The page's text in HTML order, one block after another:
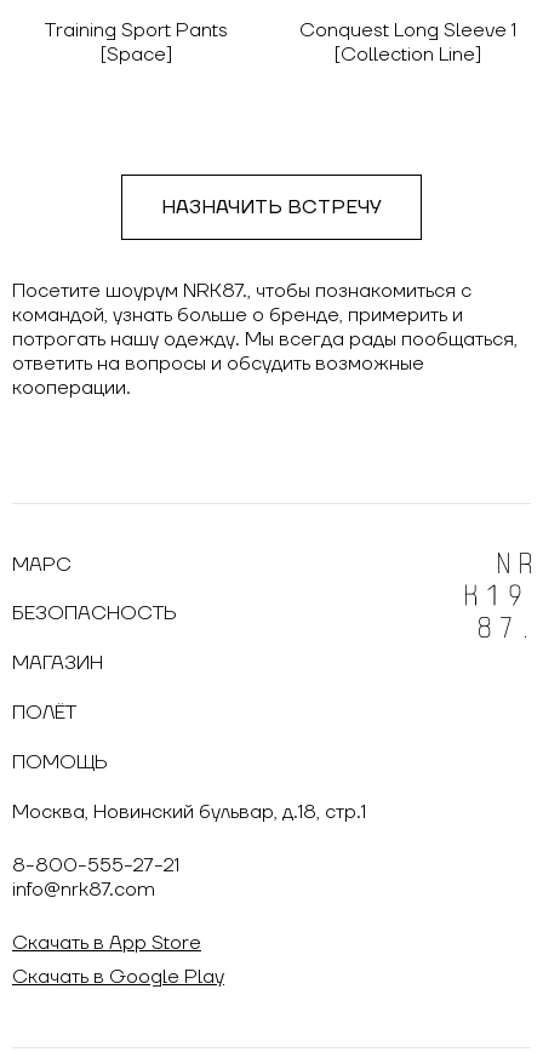
Training Sport Pants
[Space]
Conquest Long Sleeve 1
[Collection Line]
Посетите шоурум NRK87., чтобы познакомиться с
командой, узнать больше о бренде, примерить и
потрогать нашу одежду. Мы всегда рады пообщаться,
ответить на вопросы и обсудить возможные
кооперации.
НАЗНАЧИТЬ ВСТРЕЧУ
МАРС
БЕЗОПАСНОСТЬ
МАГАЗИН
ПОЛЁТ
ПОМОЩЬ
Москва, Новинский бульвар, д.18, стр.1
8-800-555-27-21
info@nrk87.com
Скачать в App Store
Скачать в Google Play